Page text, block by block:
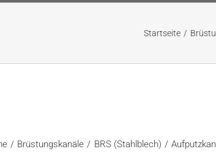
Startseite
Brüstungskanäle BRS (Stahlblech)